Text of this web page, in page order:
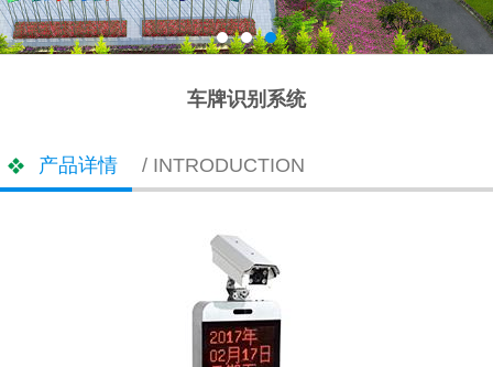
车牌识别系统
产品详情 / INTRODUCTION